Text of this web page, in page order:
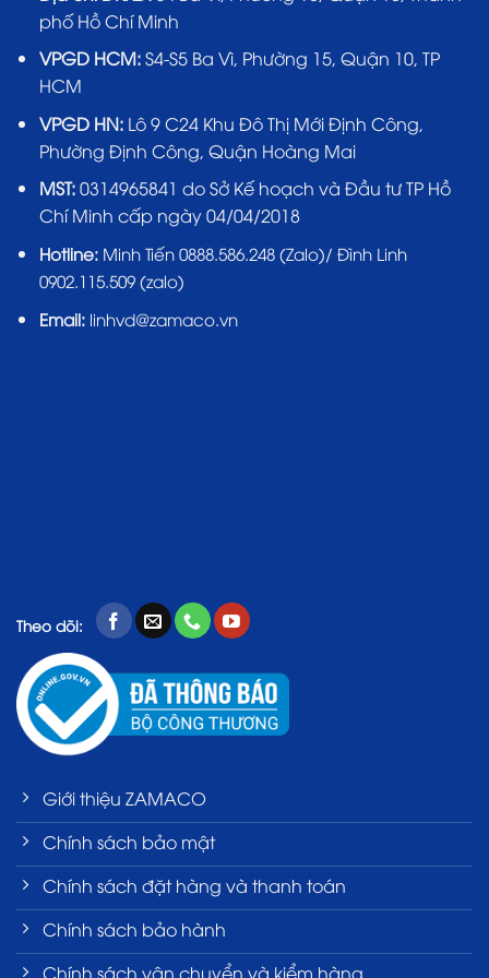
phố Hồ Chí Minh
VPGD HCM:S4-S5 Ba Vì, Phường 15, Quận 10, TP
HCM
VPGD HN:Lô 9 C24 Khu Đô Thị Mới Định Công,
Phường Định Công, Quận Hoàng Mai
MST:0314965841 do Sở Kế hoạch và Đầu tư TP Hồ
Chí Minh cấp ngày 04/04/2018
Hotline: Minh Tiến 0888.586.248 (Zalo)/ Đình Linh
0902.115.509 (zalo)
Email:linhvd@zamaco.vn
Theo dõi:
Giới thiệu ZAMACO
Chính sách bảo mật
Chính sách đặt hàng và thanh toán
Chính sách bảo hành
Chính sách vận chuyển và kiểm hàng